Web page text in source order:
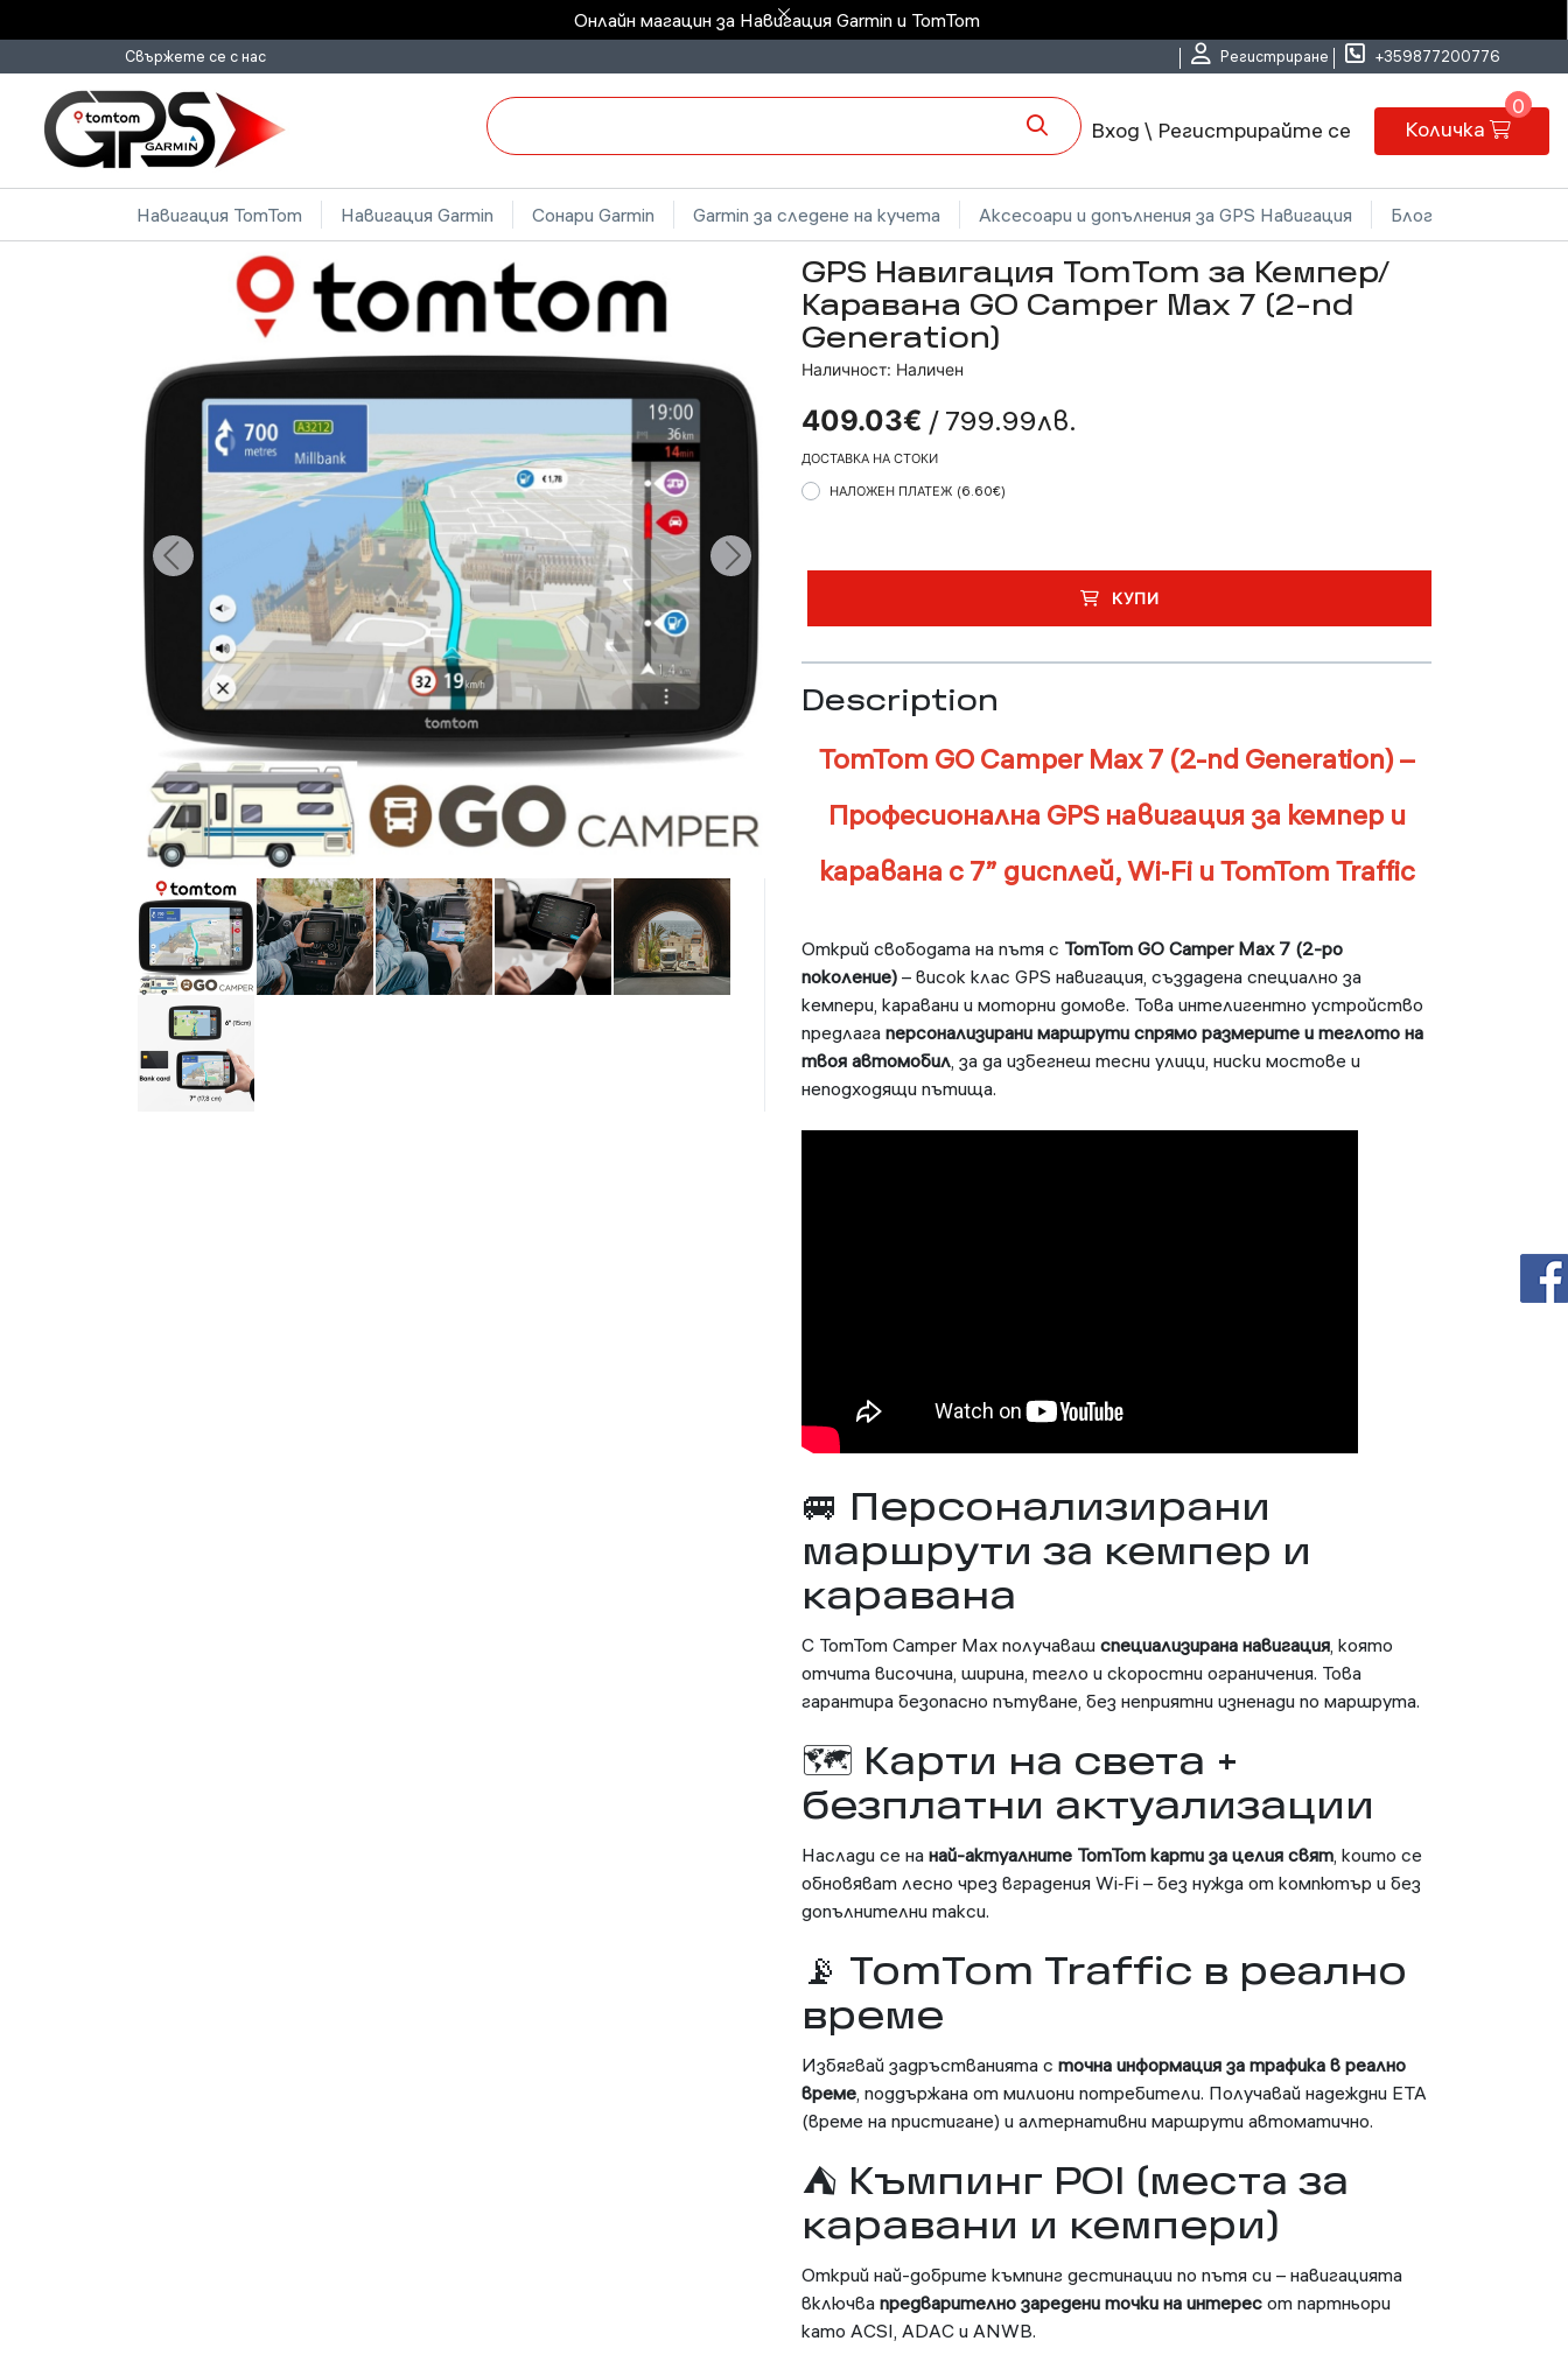
Онлайн магацин за Навигация Garmin и TomTom
Регистриране +359877200776
Свържете се с нас
Вход \ Регистрирайте се Количка
0
Навигация TomTom Навигация Garmin Сонари Garmin Garmin за следене на кучета Аксесоари и допълнения за GPS Навигация Блог
GPS Навигация TomTom за Кемпер/
Каравана GO Camper Max 7 (2-nd
Generation)
Наличност: Наличен
409.03€ / 799.99лв.
ДОСТАВКА НА СТОКИ
НАЛОЖЕН ПЛАТЕЖ (6.60€)
КУПИ
Description
TomTom GO Camper Max 7 (2-nd Generation) –
Професионална GPS навигация за кемпер и
каравана с 7” дисплей, Wi‑Fi и TomTom Traffic
Открий свободата на пътя с TomTom GO Camper Max 7 (2-ро
поколение) – висок клас GPS навигация, създадена специално за
кемпери, каравани и моторни домове. Това интелигентно устройство
предлага персонализирани маршрути спрямо размерите и теглото на
твоя автомобил, за да избегнеш тесни улици, ниски мостове и
неподходящи пътища.
🚐 Персонализирани
маршрути за кемпер и
каравана
С TomTom Camper Max получаваш специализирана навигация, която
отчита височина, ширина, тегло и скоростни ограничения. Това
гарантира безопасно пътуване, без неприятни изненади по маршрута.
🗺 Карти на света +
безплатни актуализации
Наслади се на най-актуалните TomTom карти за целия свят, които се
обновяват лесно чрез вградения Wi‑Fi – без нужда от компютър и без
допълнителни такси.
📡 TomTom Traffic в реално
време
Избягвай задръстванията с точна информация за трафика в реално
време, поддържана от милиони потребители. Получавай надеждни ETA
(време на пристигане) и алтернативни маршрути автоматично.
⛺ Къмпинг POI (места за
каравани и кемпери)
Открий най-добрите къмпинг дестинации по пътя си – навигацията
включва предварително заредени точки на интерес от партньори
като ACSI, ADAC и ANWB.